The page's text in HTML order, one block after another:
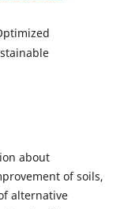
about
of soils,
alternative